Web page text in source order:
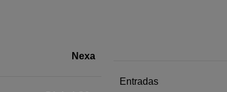
Nexa
Entradas